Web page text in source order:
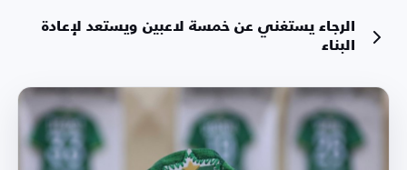
الرجاء يستغني عن خمسة لاعبين ويستعد لإعادة
البناء